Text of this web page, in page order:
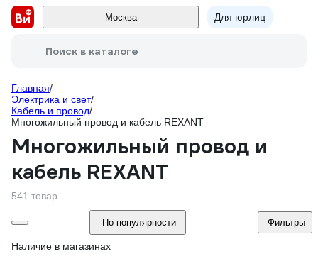
Москва Для юрлиц
Поиск в каталоге
Главная/
Электрика и свет/
Кабель и провод/
Многожильный провод и кабель REXANT
Многожильный провод и
кабель REXANT
541 товар
По популярности Фильтры
Наличие в магазинах